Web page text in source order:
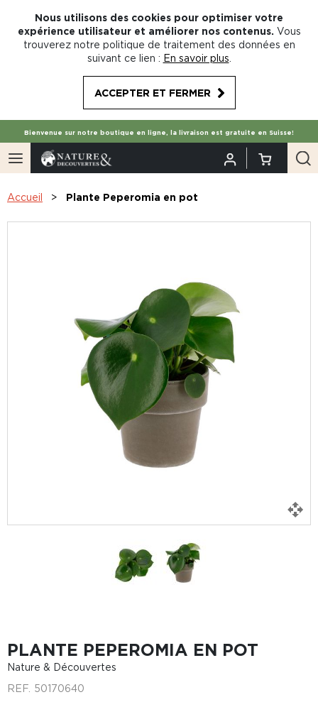
Nous utilisons des cookies pour optimiser votre
expérience utilisateur et améliorer nos contenus. Vous
trouverez notre politique de traitement des données en
suivant ce lien : En savoir plus
ACCEPTER ET FERMER
Bienvenue sur notre boutique en ligne, la livraison est gratuite en Suisse!
Accueil Plante Peperomia en pot
PLANTE PEPEROMIA EN POT
Nature & Découvertes
REF. 50170640